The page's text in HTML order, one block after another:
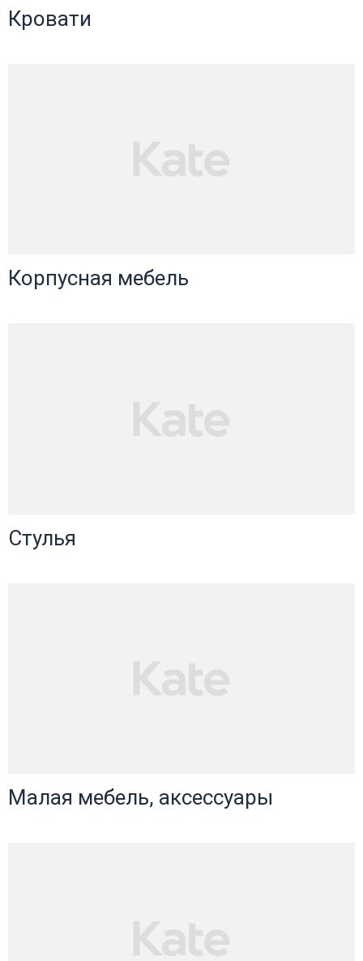
Кровати
Корпусная мебель
Стулья
Малая мебель, аксессуары